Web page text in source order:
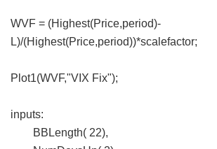
WVF = (Highest(Price,period)-
L)/(Highest(Price,period))*scalefactor;
Plot1(WVF,"VIX Fix");
inputs:
BBLength( 22),